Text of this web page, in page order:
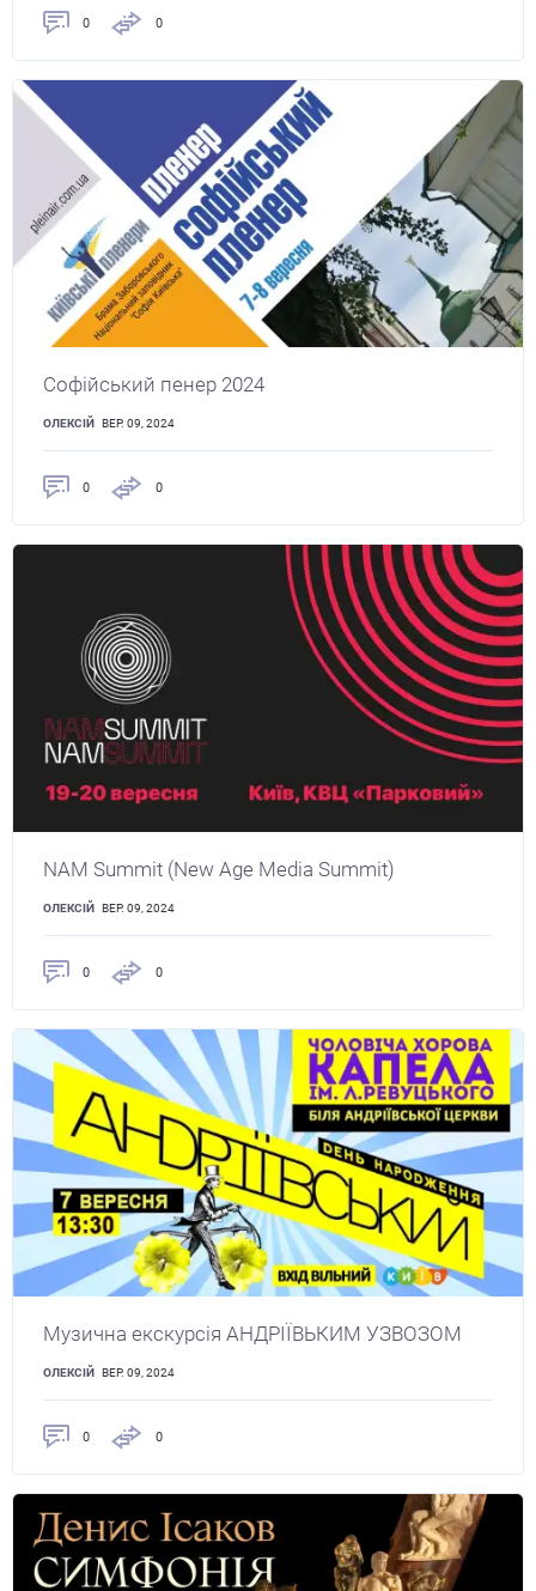
0 0
Софійський пенер 2024
ОЛЕКСІЙ ВЕР. 09, 2024
0 0
NAM Summit (New Age Media Summit)
ОЛЕКСІЙ ВЕР. 09, 2024
0 0
Музична екскурсія АНДРІЇВЬКИМ УЗВОЗОМ
ОЛЕКСІЙ ВЕР. 09, 2024
0 0